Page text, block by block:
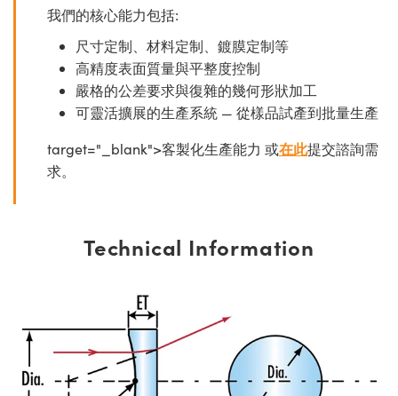
我們的核心能力包括:
尺寸定制、材料定制、鍍膜定制等
高精度表面質量與平整度控制
嚴格的公差要求與復雜的幾何形狀加工
可靈活擴展的生產系統 — 從樣品試產到批量生產
target="_blank">客製化生產能力 或在此提交諮詢需
求。
Technical Information